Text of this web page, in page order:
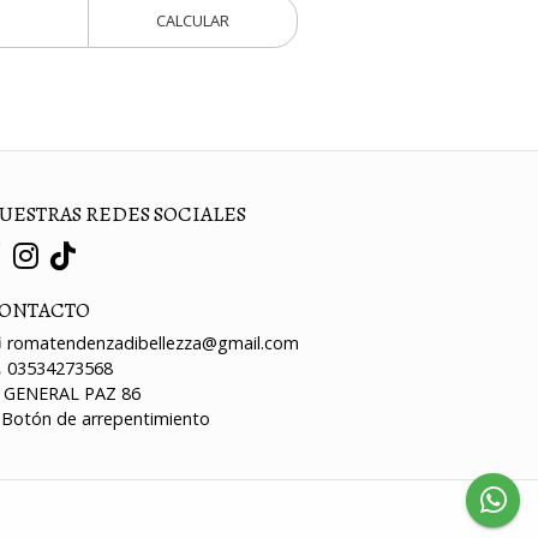
CALCULAR
REDES SOCIALES
romatendenzadibellezza@gmail.com
03534273568
GENERAL PAZ 86
de arrepentimiento